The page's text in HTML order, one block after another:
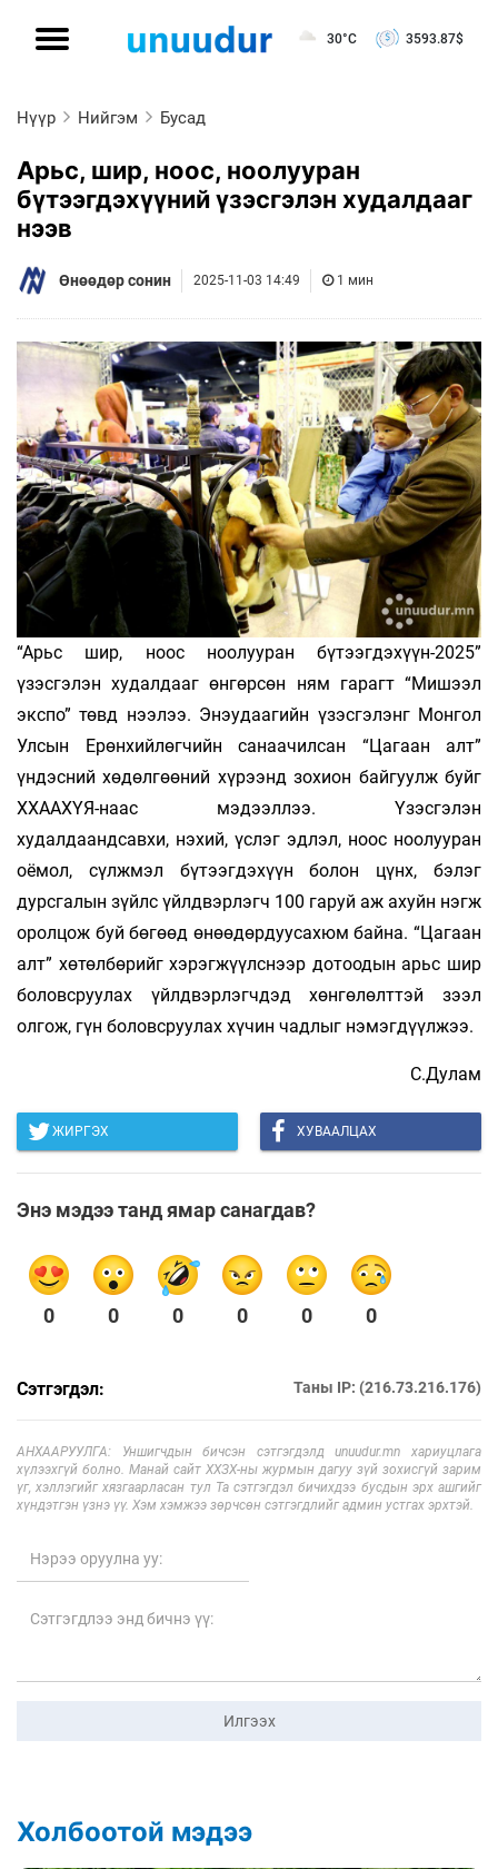
30°C 3593.87$
Нүүр Нийгэм Бусад
Арьс, шир, ноос, ноолууран
бүтээгдэхүүний үзэсгэлэн худалдааг
нээв
Өнөөдөр сонин 2025-11-03 14:49 1 мин
“Арьс шир, ноос ноолууран бүтээгдэхүүн-2025”
үзэсгэлэн худалдааг өнгөрсөн ням гарагт “Мишээл
экспо” төвд нээлээ. Энэудаагийн үзэсгэлэнг Монгол
Улсын Ерөнхийлөгчийн санаачилсан “Цагаан алт”
үндэсний хөдөлгөөний хүрээнд зохион байгуулж буйг
ХХААХҮЯ-наас мэдээллээ. Үзэсгэлэн
худалдаандсавхи, нэхий, үслэг эдлэл, ноос ноолууран
оёмол, сүлжмэл бүтээгдэхүүн болон цүнх, бэлэг
дурсгалын зүйлс үйлдвэрлэгч 100 гаруй аж ахуйн нэгж
оролцож буй бөгөөд өнөөдөрдуусахюм байна. “Цагаан
алт” хөтөлбөрийг хэрэгжүүлснээр дотоодын арьс шир
боловсруулах үйлдвэрлэгчдэд хөнгөлөлттэй зээл
олгож, гүн боловсруулах хүчин чадлыг нэмэгдүүлжээ.
С.Дулам
ЖИРГЭХ ХУВААЛЦАХ
Энэ мэдээ танд ямар санагдав?
0 0 0 0 0 0
Сэтгэгдэл: Таны IP: (216.73.216.176)
АНХААРУУЛГА: Уншигчдын бичсэн сэтгэгдэлд unuudur.mn хариуцлага
хүлээхгүй болно. Манай сайт ХХЗХ-ны журмын дагуу зүй зохисгүй зарим
үг, хэллэгийг хязгаарласан тул Та сэтгэгдэл бичихдээ бусдын эрх ашгийг
хүндэтгэн үзнэ үү. Хэм хэмжээ зөрчсөн сэтгэгдлийг админ устгах эрхтэй.
Илгээх
Холбоотой мэдээ